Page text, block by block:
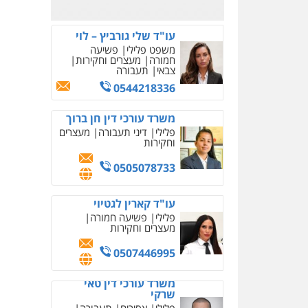
עו"ד שלי גורביץ – לוי
משפט פלילי פשיעה
חמורה מעצרים וחקירות
צבאי תעבורה
0544218336
משרד עורכי דין חן ברוך
פלילי דיני תעבורה מעצרים
וחקירות
0505078733
עו"ד קארין לגטיוי
פלילי פשיעה חמורה
מעצרים וחקירות
0507446995
משרד עורכי דין טאי
שרקי